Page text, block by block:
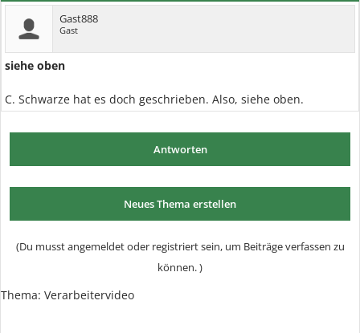
Gast888
Gast
siehe oben
C. Schwarze hat es doch geschrieben. Also, siehe oben.
Antworten
Neues Thema erstellen
(Du musst angemeldet oder registriert sein, um Beiträge verfassen zu
können. )
Thema: Verarbeitervideo